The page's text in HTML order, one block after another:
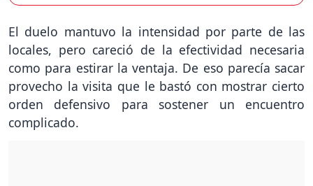
El duelo mantuvo la intensidad por parte de las
locales, pero careció de la efectividad necesaria
como para estirar la ventaja. De eso parecía sacar
provecho la visita que le bastó con mostrar cierto
orden defensivo para sostener un encuentro
complicado.